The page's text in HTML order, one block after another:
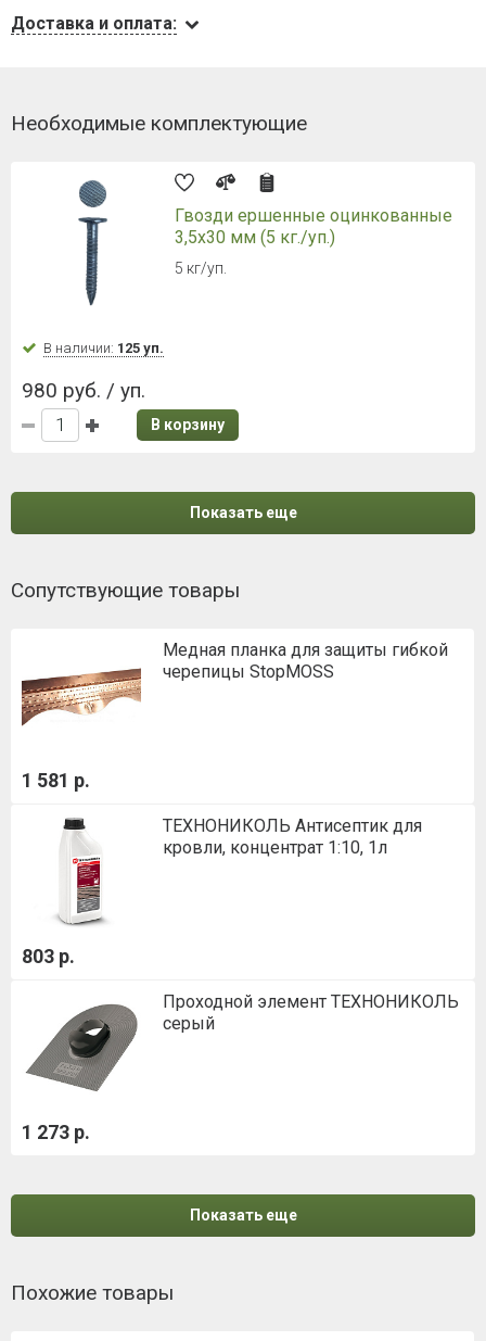
Доставка и оплата:
Необходимые комплектующие
Гвозди ершенные оцинкованные
3,5х30 мм (5 кг./уп.)
5 кг/уп.
В наличии: 125 уп.
980 руб. / уп.
В корзину
Показать еще
Сопутствующие товары
Медная планка для защиты гибкой
черепицы StopMOSS
1 581 р.
ТЕХНОНИКОЛЬ Антисептик для
кровли, концентрат 1:10, 1л
803 р.
Проходной элемент ТЕХНОНИКОЛЬ
серый
1 273 р.
Показать еще
Похожие товары